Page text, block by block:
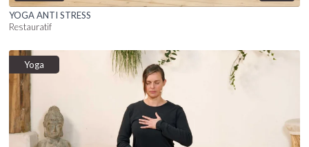
YOGA ANTI STRESS
Restauratif
Yoga